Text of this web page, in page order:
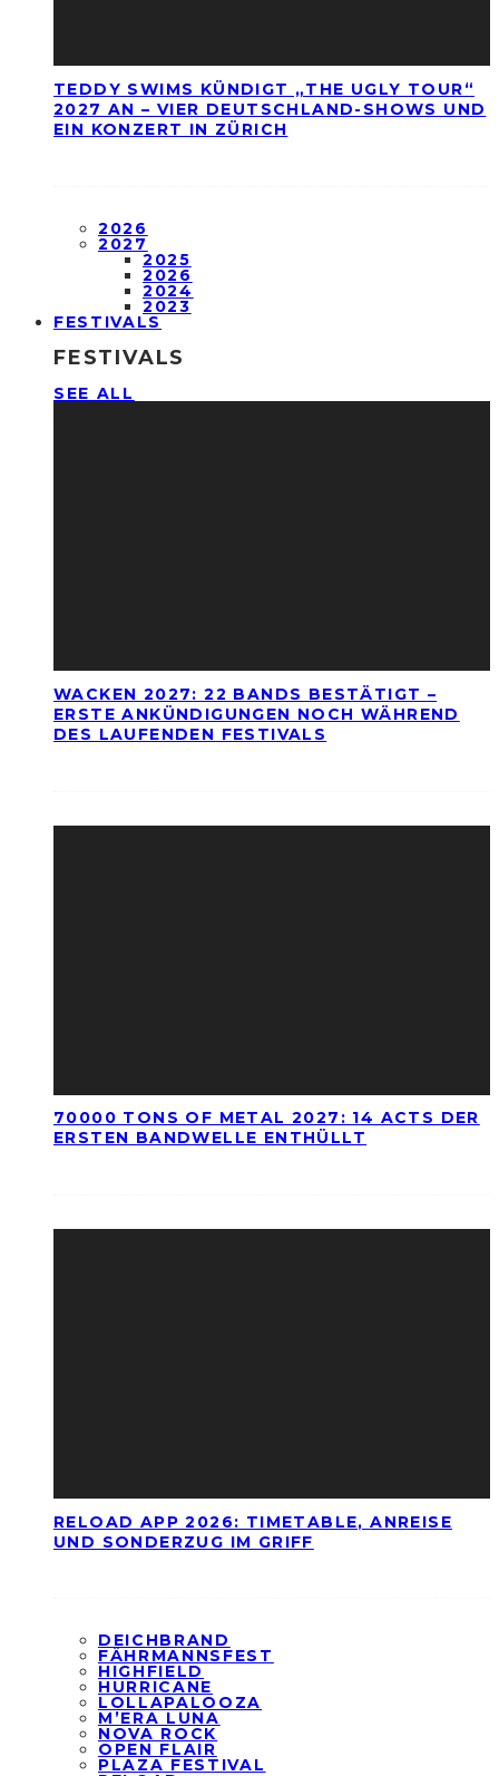
TEDDY SWIMS KÜNDIGT „THE UGLY TOUR“
2027 AN – VIER DEUTSCHLAND-SHOWS UND
EIN KONZERT IN ZÜRICH
2026
2027
2025
2026
2024
2023
FESTIVALS
FESTIVALS
SEE ALL
WACKEN 2027: 22 BANDS BESTÄTIGT –
ERSTE ANKÜNDIGUNGEN NOCH WÄHREND
DES LAUFENDEN FESTIVALS
70000 TONS OF METAL 2027: 14 ACTS DER
ERSTEN BANDWELLE ENTHÜLLT
RELOAD APP 2026: TIMETABLE, ANREISE
UND SONDERZUG IM GRIFF
DEICHBRAND
FÄHRMANNSFEST
HIGHFIELD
HURRICANE
LOLLAPALOOZA
M’ERA LUNA
NOVA ROCK
OPEN FLAIR
PLAZA FESTIVAL